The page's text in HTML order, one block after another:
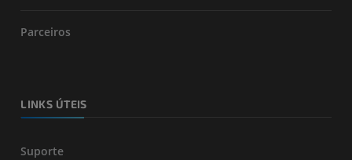
Parceiros
LINKS ÚTEIS
Suporte